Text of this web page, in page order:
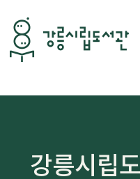
강릉시립